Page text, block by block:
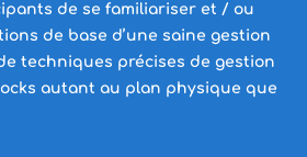
de se familiariser et / ou
de base d’une saine gestion
techniques précises de gestion
autant au plan physique que